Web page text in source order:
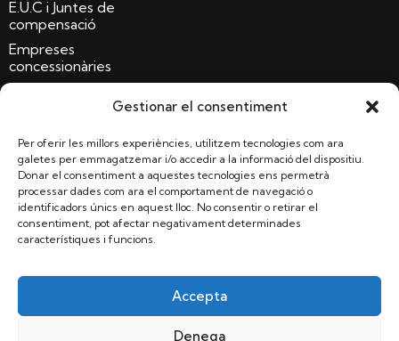
Gestionar el consentiment
Per oferir les millors experiències, utilitzem tecnologies com ara
galetes per emmagatzemar i/o accedir a la informació del dispositiu.
Donar el consentiment a aquestes tecnologies ens permetrà
processar dades com ara el comportament de navegació o
identificadors únics en aquest lloc. No consentir o retirar el
consentiment, pot afectar negativament determinades
característiques i funcions.
Accepta
Denega
E.U.C i Juntes de
compensació
Empreses
concessionàries
Llocs d'interès
saulosolid.com
sauloconglomerat.com
terrapref.com
sauloparc.com